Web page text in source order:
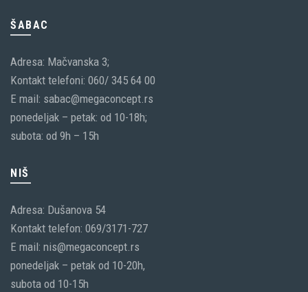
ŠABAC
Adresa: Mačvanska 3;
Kontakt telefoni: 060/ 345 64 00
E mail: sabac@megaconcept.rs
ponedeljak – petak: od 10-18h;
subota: od 9h – 15h
NIŠ
Adresa: Dušanova 54
Kontakt telefon: 069/3171-727
E mail: nis@megaconcept.rs
ponedeljak – petak od 10-20h,
subota od 10-15h